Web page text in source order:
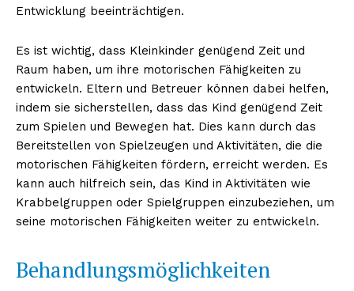
Entwicklung beeinträchtigen.
Es ist wichtig, dass Kleinkinder genügend Zeit und
Raum haben, um ihre motorischen Fähigkeiten zu
entwickeln. Eltern und Betreuer können dabei helfen,
indem sie sicherstellen, dass das Kind genügend Zeit
zum Spielen und Bewegen hat. Dies kann durch das
Bereitstellen von Spielzeugen und Aktivitäten, die die
motorischen Fähigkeiten fördern, erreicht werden. Es
kann auch hilfreich sein, das Kind in Aktivitäten wie
Krabbelgruppen oder Spielgruppen einzubeziehen, um
seine motorischen Fähigkeiten weiter zu entwickeln.
Behandlungsmöglichkeiten